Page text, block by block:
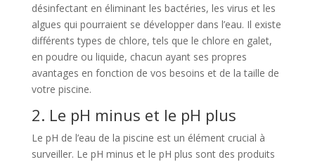
désinfectant en éliminant les bactéries, les virus et les
algues qui pourraient se développer dans l’eau. Il existe
différents types de chlore, tels que le chlore en galet,
en poudre ou liquide, chacun ayant ses propres
avantages en fonction de vos besoins et de la taille de
votre piscine.
2. Le pH minus et le pH plus
Le pH de l’eau de la piscine est un élément crucial à
surveiller. Le pH minus et le pH plus sont des produits